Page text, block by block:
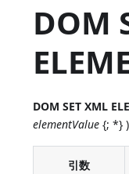
DOM
DOM SET XML
elementValue {; *} )
引数